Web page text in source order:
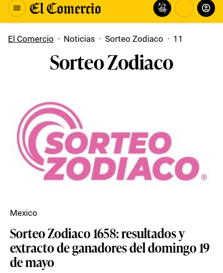
El Comercio · Noticias · Sorteo Zodiaco · 11
Sorteo Zodiaco
Sorteo Zodiaco 1658: resultados y
extracto de ganadores del domingo 19
de mayo
Mexico